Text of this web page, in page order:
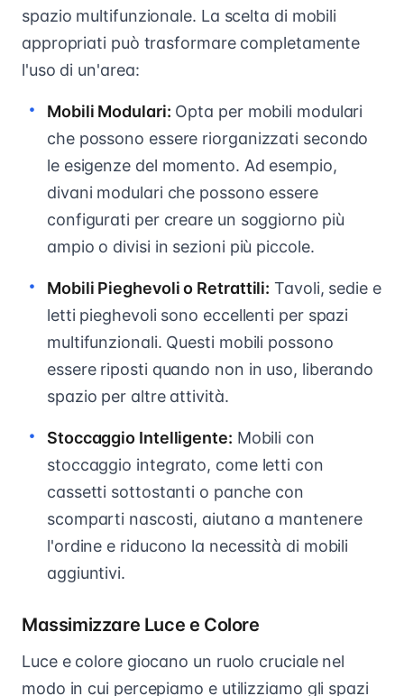
spazio multifunzionale. La scelta di mobili
appropriati può trasformare completamente
l'uso di un'area:
Mobili Modulari: Opta per mobili modulari
che possono essere riorganizzati secondo
le esigenze del momento. Ad esempio,
divani modulari che possono essere
configurati per creare un soggiorno più
ampio o divisi in sezioni più piccole.
Mobili Pieghevoli o Retrattili: Tavoli, sedie e
letti pieghevoli sono eccellenti per spazi
multifunzionali. Questi mobili possono
essere riposti quando non in uso, liberando
spazio per altre attività.
Stoccaggio Intelligente: Mobili con
stoccaggio integrato, come letti con
cassetti sottostanti o panche con
scomparti nascosti, aiutano a mantenere
l'ordine e riducono la necessità di mobili
aggiuntivi.
Massimizzare Luce e Colore
Luce e colore giocano un ruolo cruciale nel
modo in cui percepiamo e utilizziamo gli spazi